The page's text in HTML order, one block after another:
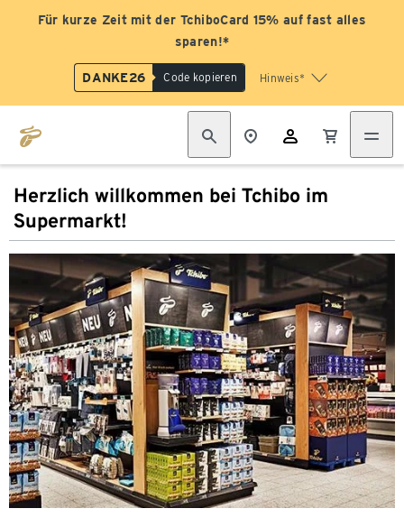
Für kurze Zeit mit der TchiboCard 15% auf fast alles
sparen!*
DANKE26 Code kopieren Hinweis*
Herzlich willkommen bei Tchibo im
Supermarkt!